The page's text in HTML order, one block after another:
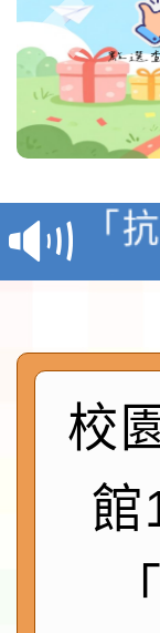
轉
月
術
「
動
淨
地
115
桃
開
「
轉
共
教
校
館